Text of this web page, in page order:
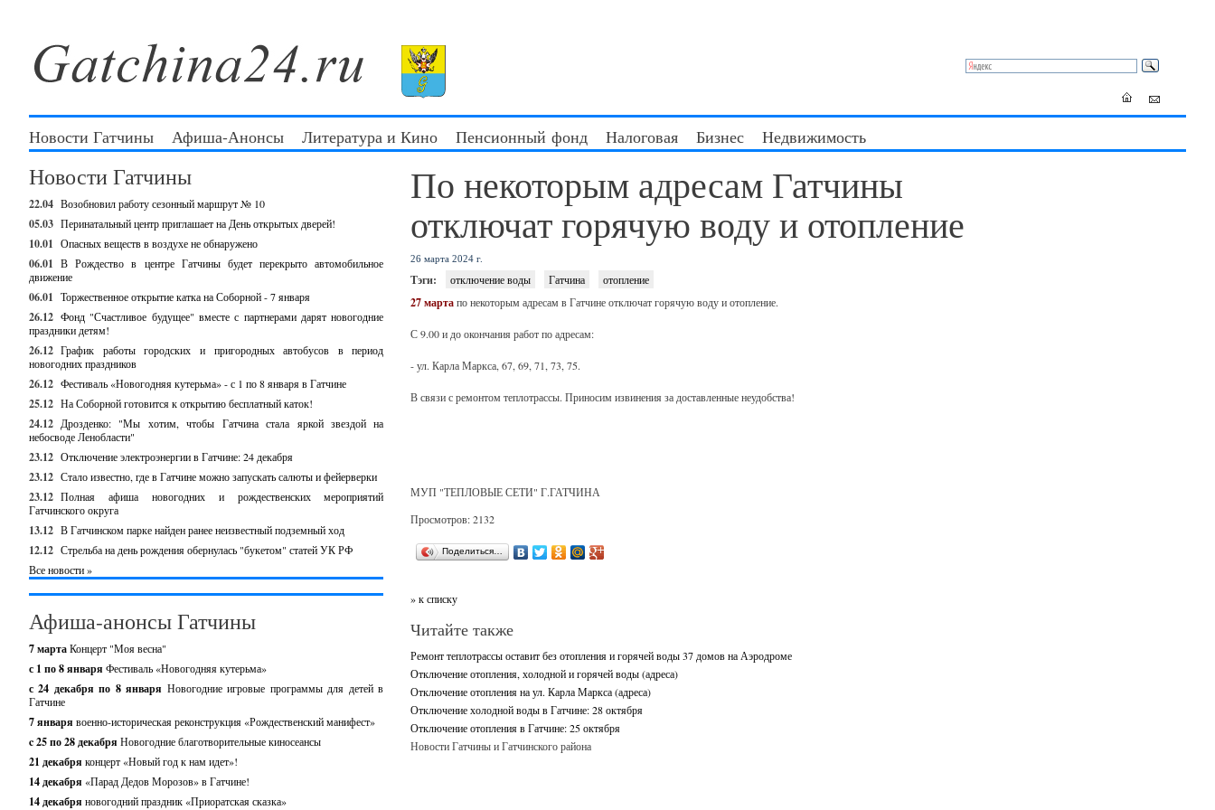
Новости Гатчины Афиша-Анонсы Литература и Кино Пенсионный фонд Налоговая Бизнес Недвижимость
Новости Гатчины
22.04 Возобновил работу сезонный маршрут № 10
05.03 Перинатальный центр приглашает на День открытых дверей!
10.01 Опасных веществ в воздухе не обнаружено
06.01 В Рождество в центре Гатчины будет перекрыто автомобильное
движение
06.01 Торжественное открытие катка на Соборной - 7 января
26.12 Фонд "Счастливое будущее" вместе с партнерами дарят новогодние
праздники детям!
26.12 График работы городских и пригородных автобусов в период
новогодних праздников
26.12 Фестиваль «Новогодняя кутерьма» - с 1 по 8 января в Гатчине
25.12 На Соборной готовится к открытию бесплатный каток!
24.12 Дрозденко: "Мы хотим, чтобы Гатчина стала яркой звездой на
небосводе Ленобласти"
23.12 Отключение электроэнергии в Гатчине: 24 декабря
23.12 Стало известно, где в Гатчине можно запускать салюты и фейерверки
23.12 Полная афиша новогодних и рождественских мероприятий
Гатчинского округа
13.12 В Гатчинском парке найден ранее неизвестный подземный ход
12.12 Стрельба на день рождения обернулась "букетом" статей УК РФ
Все новости »
Афиша-анонсы Гатчины
7 мартаКонцерт "Моя весна"
с 1 по 8 января Фестиваль «Новогодняя кутерьма»
с 24 декабря по 8 января Новогодние игровые программы для детей в
Гатчине
7 января военно-историческая реконструкция «Рождественский манифест»
c 25 по 28 декабря Новогодние благотворительные киносеансы
21 декабря концерт «Новый год к нам идет»!
14 декабря «Парад Дедов Морозов» в Гатчине!
14 декабря новогодний праздник «Приоратская сказка»
По некоторым адресам Гатчины
отключат горячую воду и отопление
26 марта 2024 г.
Тэги: отключение воды Гатчина отопление
27 мартапо некоторым адресам в Гатчине отключат горячую воду и отопление.
С 9.00 и до окончания работ по адресам:
- ул. Карла Маркса, 67, 69, 71, 73, 75.
В связи с ремонтом теплотрассы. Приносим извинения за доставленные неудобства!
МУП "ТЕПЛОВЫЕ СЕТИ" Г.ГАТЧИНА
Просмотров: 2132
Поделиться…
» к списку
Читайте также
Ремонт теплотрассы оставит без отопления и горячей воды 37 домов на Аэродроме
Отключение отопления, холодной и горячей воды (адреса)
Отключение отопления на ул. Карла Маркса (адреса)
Отключение холодной воды в Гатчине: 28 октября
Отключение отопления в Гатчине: 25 октября
Новости Гатчины и Гатчинского района